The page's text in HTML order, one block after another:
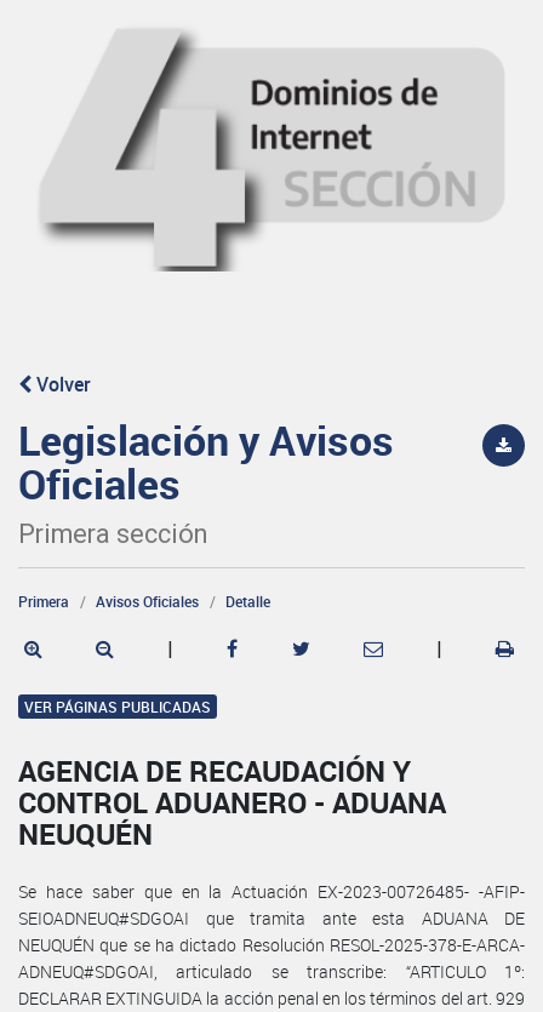
Volver
Legislación y Avisos
Oficiales
Primera sección
Primera Avisos Oficiales Detalle
| |
VER PÁGINAS PUBLICADAS
AGENCIA DE RECAUDACIÓN Y
CONTROL ADUANERO - ADUANA
NEUQUÉN
Se hace saber que en la Actuación EX-2023-00726485- -AFIP-
SEIOADNEUQ#SDGOAI que tramita ante esta ADUANA DE
NEUQUÉN que se ha dictado Resolución RESOL-2025-378-E-ARCA-
ADNEUQ#SDGOAI, articulado se transcribe: “ARTICULO 1º:
DECLARAR EXTINGUIDA la acción penal en los términos del art. 929